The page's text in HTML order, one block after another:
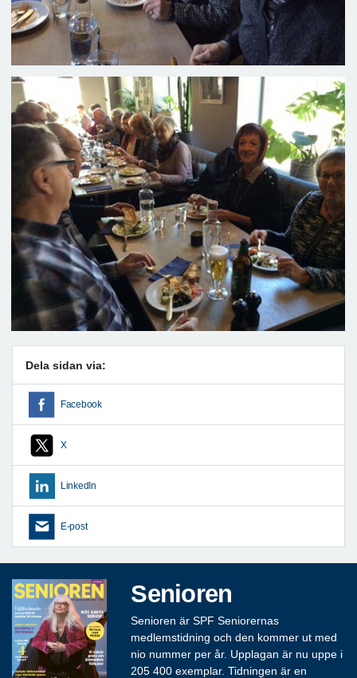
Dela sidan via:
Facebook
X
LinkedIn
E-post
Senioren
Senioren är SPF Seniorernas
medlemstidning och den kommer ut med
nio nummer per år. Upplagan är nu uppe i
205 400 exemplar. Tidningen är en